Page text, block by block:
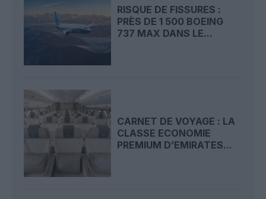
RISQUE DE FISSURES :
PRÈS DE 1 500 BOEING
737 MAX DANS LE...
CARNET DE VOYAGE : LA
CLASSE ECONOMIE
PREMIUM D’EMIRATES...